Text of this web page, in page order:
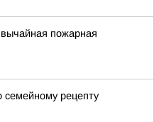
пожарная
семейному рецепту